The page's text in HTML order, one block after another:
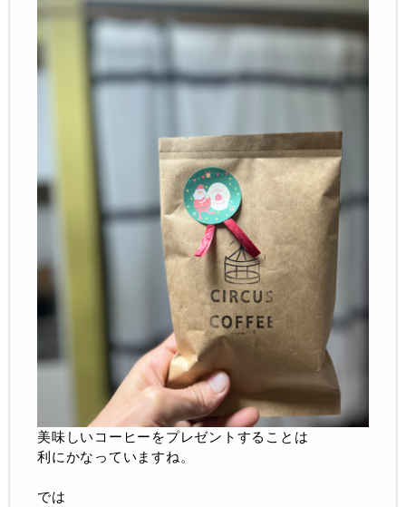
美味しいコーヒーをプレゼントすることは
利にかなっていますね。
では